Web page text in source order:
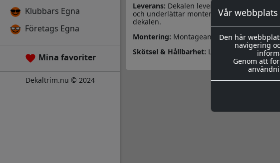
Vår
Den här
navigering
Genom att
Klubbars Egna
Företags Egna
Mina favoriter
Dekaltrim.nu © 2024
Leverans: Dekalen levereras redo för
och underlättar monteringen.
dekalen.
Montering: Montageanvisning hittar duhär
Skötsel & Hållbarhet: Läs igenom våra